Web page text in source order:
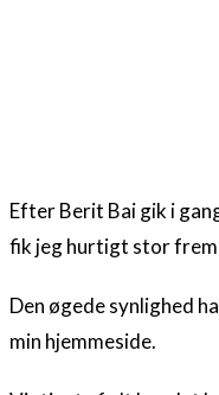
Efter Berit Bai gik i
fik jeg hurtigt stor
Den øgede synlighed
min hjemmeside.